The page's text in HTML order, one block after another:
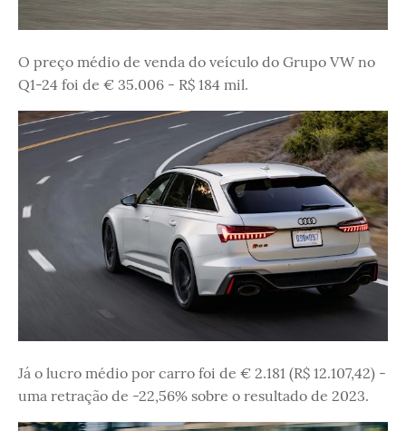
O preço médio de venda do veículo do Grupo VW no
Q1-24 foi de € 35.006 - R$ 184 mil.
Já o lucro médio por carro foi de € 2.181 (R$ 12.107,42) -
uma retração de -22,56% sobre o resultado de 2023.